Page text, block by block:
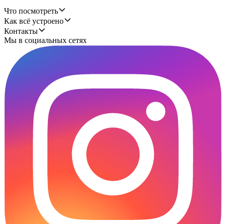
Что посмотреть
Как всё устроено
Контакты
Мы в социальных сетях